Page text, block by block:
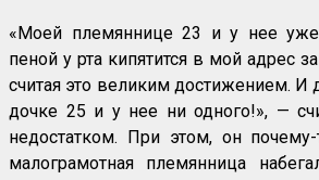
«Моей племяннице 23 и у нее
пеной у рта кипятится в мой адрес
считая это великим достижением. И
дочке 25 и у нее ни одного!», —
недостатком. При этом, он
малограмотная племянница